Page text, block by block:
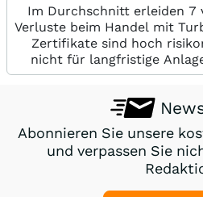
Im Durchschnitt erleiden 7
Verluste beim Handel mit
Zertifikate sind hoch
nicht für langfristige
Abonnieren Sie unsere
und verpassen Sie